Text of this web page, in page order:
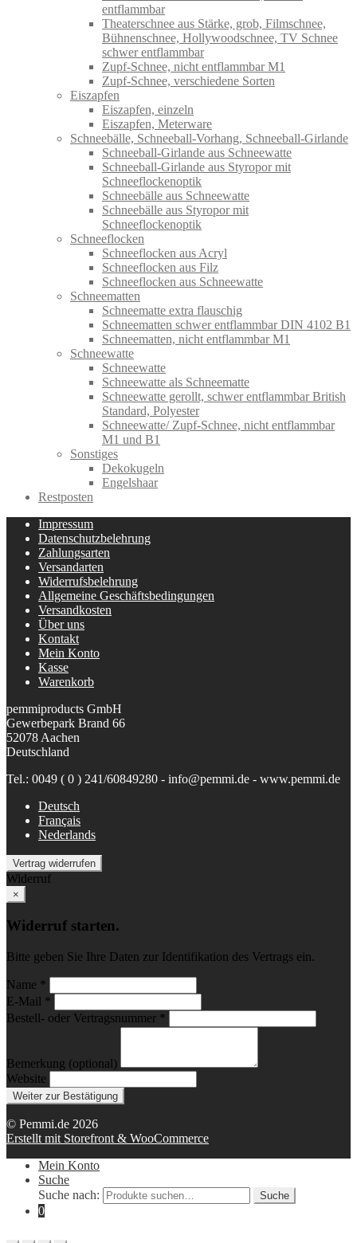
entflammbar
Theaterschnee aus Stärke, grob, Filmschnee,
Bühnenschnee, Hollywoodschnee, TV Schnee
schwer entflammbar
Zupf-Schnee, nicht entflammbar M1
Zupf-Schnee, verschiedene Sorten
Eiszapfen
Eiszapfen, einzeln
Eiszapfen, Meterware
Schneebälle, Schneeball-Vorhang, Schneeball-Girlande
Schneeball-Girlande aus Schneewatte
Schneeball-Girlande aus Styropor mit
Schneeflockenoptik
Schneebälle aus Schneewatte
Schneebälle aus Styropor mit
Schneeflockenoptik
Schneeflocken
Schneeflocken aus Acryl
Schneeflocken aus Filz
Schneeflocken aus Schneewatte
Schneematten
Schneematte extra flauschig
Schneematten schwer entflammbar DIN 4102 B1
Schneematten, nicht entflammbar M1
Schneewatte
Schneewatte
Schneewatte als Schneematte
Schneewatte gerollt, schwer entflammbar British
Standard, Polyester
Schneewatte/ Zupf-Schnee, nicht entflammbar
M1 und B1
Sonstiges
Dekokugeln
Engelshaar
Restposten
Impressum
Datenschutzbelehrung
Zahlungsarten
Versandarten
Widerrufsbelehrung
Allgemeine Geschäftsbedingungen
Versandkosten
Über uns
Kontakt
Mein Konto
Kasse
Warenkorb
pemmiproducts GmbH
Gewerbepark Brand 66
52078 Aachen
Deutschland
Tel.: 0049 ( 0 ) 241/60849280 - info@pemmi.de - www.pemmi.de
Deutsch
Français
Nederlands
Vertrag widerrufen
Widerruf
×
Widerruf starten.
Bitte geben Sie Ihre Daten zur Identifikation des Vertrags ein.
Name *
E-Mail *
Bestell- oder Vertragsnummer *
Bemerkung (optional)
Website
Weiter zur Bestätigung
© Pemmi.de 2026
Erstellt mit Storefront & WooCommerce
Mein Konto
Suche
Suche nach:
Suche
0